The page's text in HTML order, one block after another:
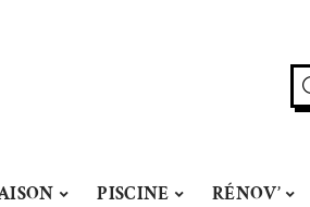
PISCINE RÉNOV’